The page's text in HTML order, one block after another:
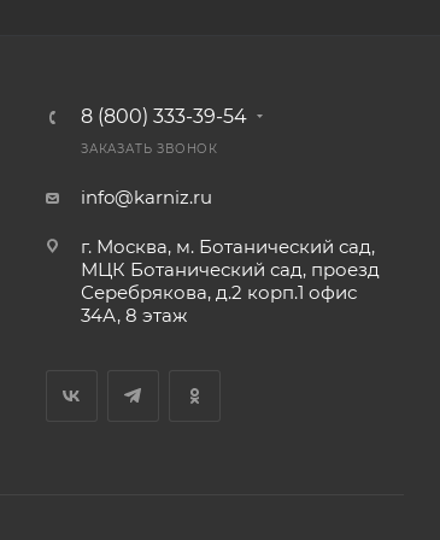
8 (800) 333-39-54
ЗАКАЗАТЬ ЗВОНОК
info@karniz.ru
г. Москва, м. Ботанический сад,
МЦК Ботанический сад, проезд
Серебрякова, д.2 корп.1 офис
34А, 8 этаж